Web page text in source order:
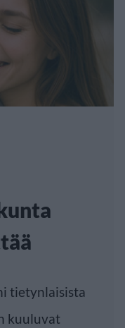
tietynlaisista
kuuluvat